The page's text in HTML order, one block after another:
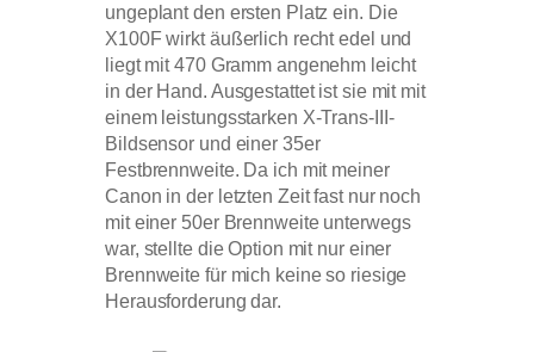
ungeplant den ersten Platz ein. Die
X100F wirkt äußerlich recht edel und
liegt mit 470 Gramm angenehm leicht
in der Hand. Ausgestattet ist sie mit mit
einem leistungsstarken X-Trans-III-
Bildsensor und einer 35er
Festbrennweite. Da ich mit meiner
Canon in der letzten Zeit fast nur noch
mit einer 50er Brennweite unterwegs
war, stellte die Option mit nur einer
Brennweite für mich keine so riesige
Herausforderung dar.